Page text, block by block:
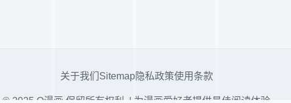
关于我们 Sitemap隐私政策使用条款
© 2025 Q漫画 保留所有权利. | 为漫画爱好者提供最佳阅读体验